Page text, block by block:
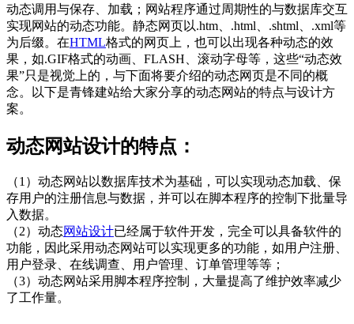
动态调用与保存、加载；网站程序通过周期性的与数据库交互
实现网站的动态功能。静态网页以.htm、.html、.shtml、.xml等
为后缀。在HTML格式的网页上，也可以出现各种动态的效
果，如.GIF格式的动画、FLASH、滚动字母等，这些“动态效
果”只是视觉上的，与下面将要介绍的动态网页是不同的概
念。以下是青锋建站给大家分享的动态网站的特点与设计方
案。
动态网站设计的特点：
（1）动态网站以数据库技术为基础，可以实现动态加载、保
存用户的注册信息与数据，并可以在脚本程序的控制下批量导
入数据。
（2）动态网站设计已经属于软件开发，完全可以具备软件的
功能，因此采用动态网站可以实现更多的功能，如用户注册、
用户登录、在线调查、用户管理、订单管理等等；
（3）动态网站采用脚本程序控制，大量提高了维护效率减少
了工作量。